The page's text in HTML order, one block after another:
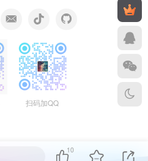
扫码加QQ
10